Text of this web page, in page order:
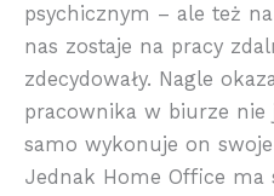
psychicznym – ale też
nas zostaje na pracy
zdecydowały. Nagle
pracownika w biurze nie
samo wykonuje on
Jednak Home Office ma